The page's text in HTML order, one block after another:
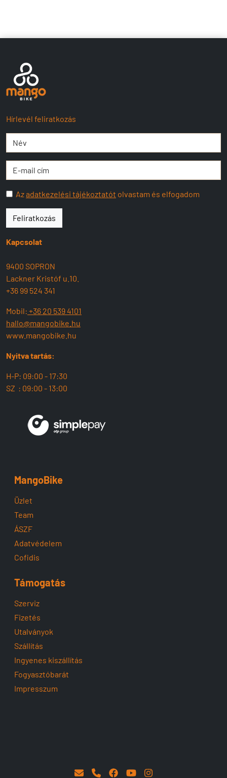
Hírlevél feliratkozás
Azadatkezelési tájékoztatót olvastam és elfogadom
Feliratkozás
Kapcsolat
9400 SOPRON
Lackner Kristóf u.10.
+36 99 524 341
Mobil: +36 20 539 4101
hallo@mangobike.hu
www.mangobike.hu
Nyitva tartás:
H-P: 09:00 - 17:30
SZ : 09:00 - 13:00
MangoBike
Üzlet
Team
ÁSZF
Adatvédelem
Cofidis
Támogatás
Szerviz
Fizetés
Utalványok
Szállítás
Ingyenes kiszállítás
Fogyasztóbarát
Impresszum